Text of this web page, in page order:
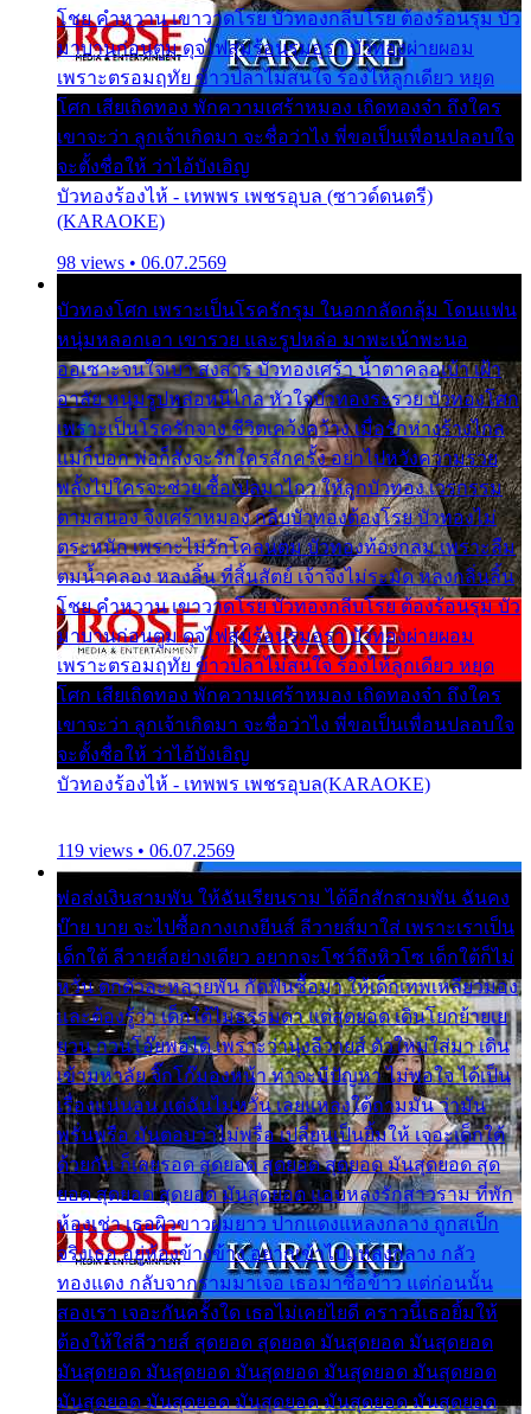
โชย คำหวาน เขาวาดโรย บัวทองกลีบโรย ต้องร้อนรุม บัว
มาบานก่อนตูม ดุจไฟสุมร้อนรุมอุรา บัวทองผ่ายผอม
เพราะตรอมฤทัย ข้าวปลาไม่สนใจ ร้องไห้ลูกเดียว หยุด
โศก เสียเถิดทอง พักความเศร้าหมอง เถิดทองจ๋า ถึงใคร
เขาจะว่า ลูกเจ้าเกิดมา จะชื่อว่าไง พี่ขอเป็นเพื่อนปลอบใจ
จะตั้งชื่อให้ ว่าไอ้บังเอิญ
บัวทองร้องไห้ - เทพพร เพชรอุบล (ซาวด์ดนตรี)
(KARAOKE)
98 views • 06.07.2569
บัวทองโศก เพราะเป็นโรครักรุม ในอกกลัดกลุ้ม โดนแฟน
หนุ่มหลอกเอา เขารวย และรูปหล่อ มาพะเน้าพะนอ
ออเซาะจนใจเบา สงสาร บัวทองเศร้า น้ำตาคลอเบ้า เฝ้า
อาลัย หนุ่มรูปหล่อหนีไกล หัวใจบัวทองระรวย บัวทองโศก
เพราะเป็นโรครักจาง ชีวิตเคว้งคว้าง เมื่อรักห่างร้างไกล
แม่ก็บอก พ่อก็สั่งจะรักใครสักครั้ง อย่าไปหวังความรวย
พลั้งไปใครจะช่วย ซื้อเปลมาไกว ให้ลูกบัวทอง เวรกรรม
ตามสนอง จึงเศร้าหมอง กลีบบัวทองต้องโรย บัวทองไม่
ตระหนัก เพราะไม่รักโคลนตม บัวทองท้องกลม เพราะลืม
ตมน้ำคลอง หลงลิ้น ที่สิ้นสัตย์ เจ้าจึงไม่ระมัด หลงกลิ่นลิ้น
โชย คำหวาน เขาวาดโรย บัวทองกลีบโรย ต้องร้อนรุม บัว
มาบานก่อนตูม ดุจไฟสุมร้อนรุมอุรา บัวทองผ่ายผอม
เพราะตรอมฤทัย ข้าวปลาไม่สนใจ ร้องไห้ลูกเดียว หยุด
โศก เสียเถิดทอง พักความเศร้าหมอง เถิดทองจ๋า ถึงใคร
เขาจะว่า ลูกเจ้าเกิดมา จะชื่อว่าไง พี่ขอเป็นเพื่อนปลอบใจ
จะตั้งชื่อให้ ว่าไอ้บังเอิญ
บัวทองร้องไห้ - เทพพร เพชรอุบล(KARAOKE)
119 views • 06.07.2569
พ่อส่งเงินสามพัน ให้ฉันเรียนราม ได้อีกสักสามพัน ฉันคง
บ๊าย บาย จะไปซื้อกางเกงยีนส์ ลีวายส์มาใส่ เพราะเราเป็น
เด็กใต้ ลีวายส์อย่างเดียว อยากจะโชว์ถึงหิวโซ เด็กใต้ก็ไม่
หวั่น ตกตัวละหลายพัน กัดฟันซื้อมา ให้เด็กเทพเหลียวมอง
และต้องรู้ว่า เด็กใต้ไม่ธรรมดา แต่สุดยอด เดินโยกย้ายเย
ยวน กวนโอ๊ยพอได้ เพราะว่านุ่งลีวายส์ ตัวใหม่ใส่มา เดิน
เข้ามหาลัย จิ๊กโก๊มองหน้า ท่าจะมีปัญหา ไม่พอใจ ได้เป็น
เรื่องแน่นอน แต่ฉันไม่หวั่น เลยแหลงใต้ถามมัน ว่ามัน
พรั่นพรือ มันตอบว่าไม่พรื่อ เปลี่ยนเป็นยิ้มให้ เจอะเด็กใต้
ด้วยกัน ก็เลยรอด สุดยอด สุดยอด สุดยอด มันสุดยอด สุด
ยอด สุดยอด สุดยอด มันสุดยอด แอบหลงรักสาวราม ที่พัก
ห้องเช่า เธอผิวขาวผมยาว ปากแดงแหลงกลาง ถูกสเป็ก
จริงเธอ อยู่ห้องข้างข้าง อยากเข้าไปแหลงกลาง กลัว
ทองแดง กลับจากรามมาเจอ เธอมาซื้อข้าว แต่ก่อนนั้น
สองเรา เจอะกันครั้งใด เธอไม่เคยไยดี คราวนี้เธอยิ้มให้
ต้องให้ใส่ลีวายส์ สุดยอด สุดยอด มันสุดยอด มันสุดยอด
มันสุดยอด มันสุดยอด มันสุดยอด มันสุดยอด มันสุดยอด
มันสุดยอด มันสุดยอด มันสุดยอด มันสุดยอด มันสุดยอด